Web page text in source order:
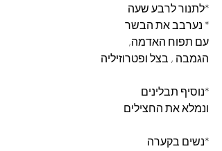
*לתנור לרבע שעה
* נערבב את הבשר
עם תפוח האדמה,
הגמבה , בצל ופטרוזיליה
*נוסיף תבלינים
ונמלא את החצילים
*נשים בקערה